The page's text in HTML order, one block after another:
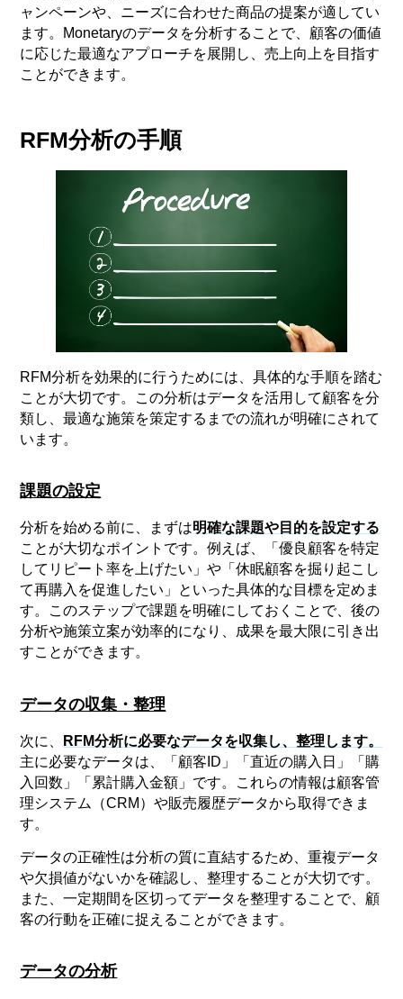
ャンペーンや、ニーズに合わせた商品の提案が適してい
ます。Monetaryのデータを分析することで、顧客の価値
に応じた最適なアプローチを展開し、売上向上を目指す
ことができます。
RFM分析の手順
RFM分析を効果的に行うためには、具体的な手順を踏む
ことが大切です。この分析はデータを活用して顧客を分
類し、最適な施策を策定するまでの流れが明確にされて
います。
課題の設定
分析を始める前に、まずは明確な課題や目的を設定する
ことが大切なポイントです。例えば、「優良顧客を特定
してリピート率を上げたい」や「休眠顧客を掘り起こし
て再購入を促進したい」といった具体的な目標を定めま
す。このステップで課題を明確にしておくことで、後の
分析や施策立案が効率的になり、成果を最大限に引き出
すことができます。
データの収集・整理
次に、
RFM分析に必要なデータを収集し、整理します。
主に必要なデータは、「顧客ID」「直近の購入日」「購
入回数」「累計購入金額」です。これらの情報は顧客管
理システム（CRM）や販売履歴データから取得できま
す。
データの正確性は分析の質に直結するため、重複データ
や欠損値がないかを確認し、整理することが大切です。
また、一定期間を区切ってデータを整理することで、顧
客の行動を正確に捉えることができます。
データの分析